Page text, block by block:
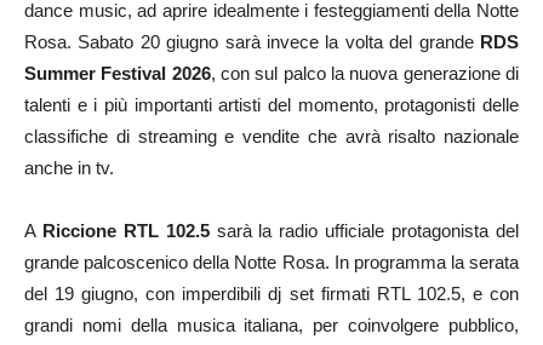
dance music, ad aprire idealmente i festeggiamenti della Notte
Rosa. Sabato 20 giugno sarà invece la volta del grande RDS
Summer Festival 2026, con sul palco la nuova generazione di
talenti e i più importanti artisti del momento, protagonisti delle
classifiche di streaming e vendite che avrà risalto nazionale
anche in tv.
A Riccione RTL 102.5 sarà la radio ufficiale protagonista del
grande palcoscenico della Notte Rosa. In programma la serata
del 19 giugno, con imperdibili dj set firmati RTL 102.5, e con
grandi nomi della musica italiana, per coinvolgere pubblico,